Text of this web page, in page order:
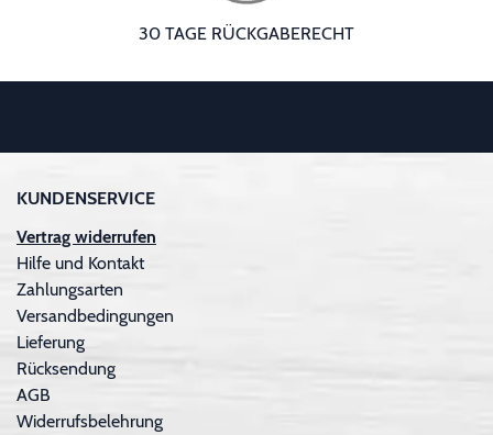
30 TAGE RÜCKGABERECHT
KUNDENSERVICE
Vertrag widerrufen
Hilfe und Kontakt
Zahlungsarten
Versandbedingungen
Lieferung
Rücksendung
AGB
Widerrufsbelehrung